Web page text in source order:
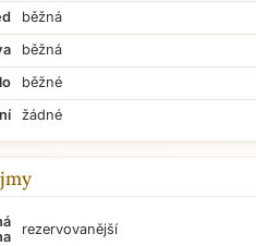
běžná
běžná
běžné
žádné
rezervovanější